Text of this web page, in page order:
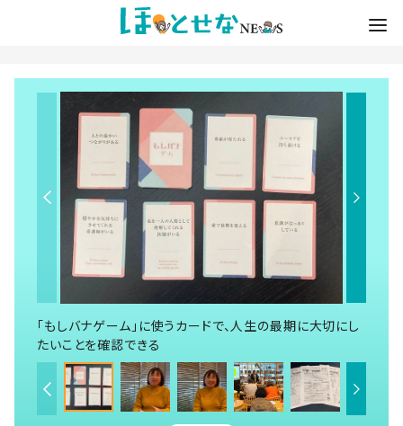
「もしバナゲーム」に使うカードで、人生の最期に大切にし
たいことを確認できる